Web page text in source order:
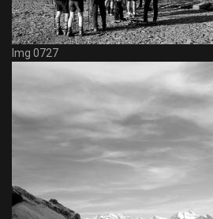
Img 0727